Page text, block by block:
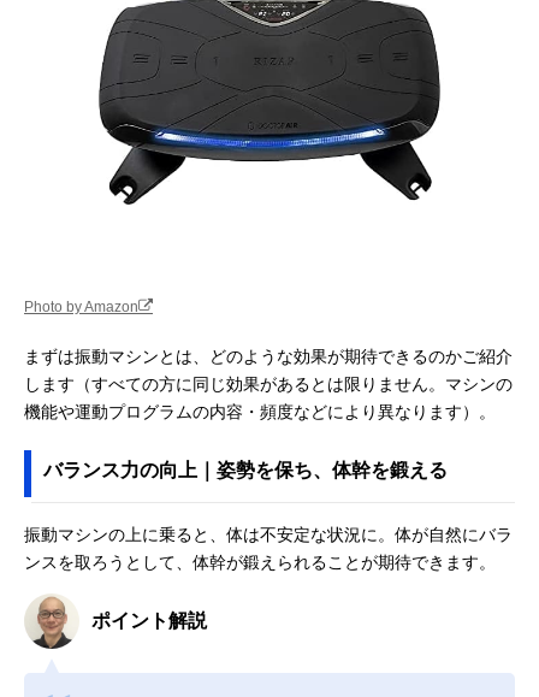
Photo by Amazon
まずは振動マシンとは、どのような効果が期待できるのかご紹介
します（すべての方に同じ効果があるとは限りません。マシンの
機能や運動プログラムの内容・頻度などにより異なります）。
バランス力の向上｜姿勢を保ち、体幹を鍛える
振動マシンの上に乗ると、体は不安定な状況に。体が自然にバラ
ンスを取ろうとして、体幹が鍛えられることが期待できます。
ポイント解説